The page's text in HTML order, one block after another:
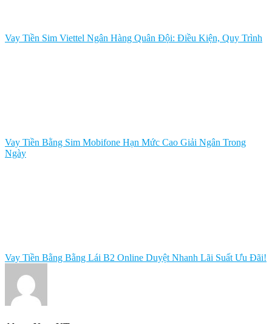
Vay Tiền Sim Viettel Ngân Hàng Quân Đội: Điều Kiện, Quy Trình
Vay Tiền Bằng Sim Mobifone Hạn Mức Cao Giải Ngân Trong
Ngày
Vay Tiền Bằng Bằng Lái B2 Online Duyệt Nhanh Lãi Suất Ưu Đãi!